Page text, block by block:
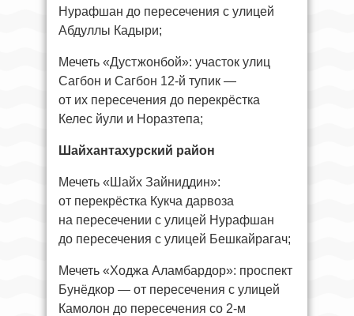
Нурафшан до пересечения с улицей
Абдуллы Кадыри;
Мечеть «Дустжонбой»: участок улиц
Сагбон и Сагбон 12-й тупик —
от их пересечения до перекрёстка
Келес йули и Норазтепа;
Шайхантахурский район
Мечеть «Шайх Зайниддин»:
от перекрёстка Кукча дарвоза
на пересечении с улицей Нурафшан
до пересечения с улицей Бешкайрагач;
Мечеть «Ходжа Аламбардор»: проспект
Бунёдкор — от пересечения с улицей
Камолон до пересечения со 2-м